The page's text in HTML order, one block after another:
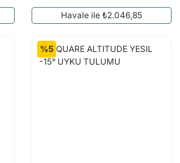
Havale ile ₺2.046,85
%5